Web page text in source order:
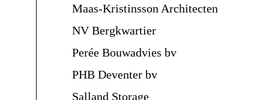
Maas-Kristinsson Architecten
NV Bergkwartier
Perée Bouwadvies bv
PHB Deventer bv
Salland Storage